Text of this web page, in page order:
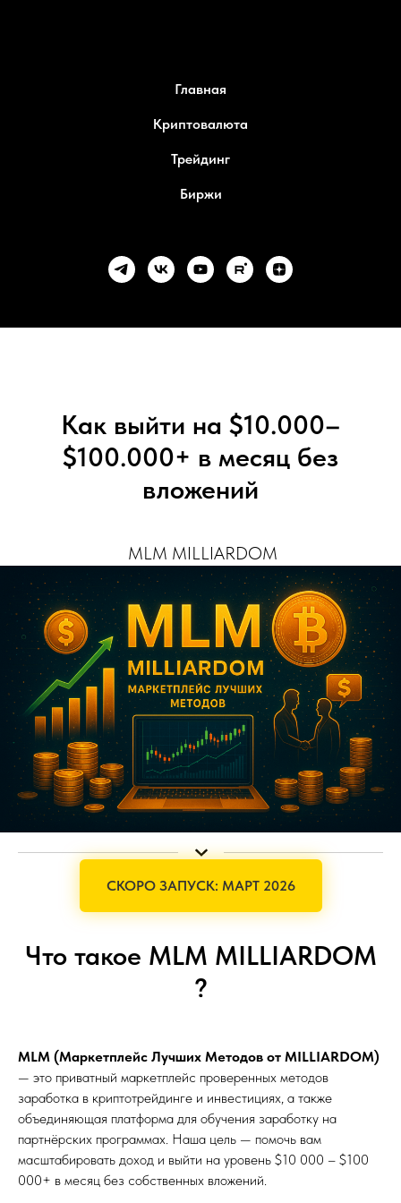
Главная
Криптовалюта
Трейдинг
Биржи
Как выйти на $10.000–
$100.000+ в месяц без
вложений
MLM MILLIARDOM
СКОРО ЗАПУСК: МАРТ 2026
Что такое MLM MILLIARDOM
?
MLM (Маркетплейс Лучших Методов от MILLIARDOM)
— это приватный маркетплейс проверенных методов
заработка в криптотрейдинге и инвестициях, а также
объединяющая платформа для обучения заработку на
партнёрских программах. Наша цель — помочь вам
масштабировать доход и выйти на уровень $10 000 – $100
000+ в месяц без собственных вложений.